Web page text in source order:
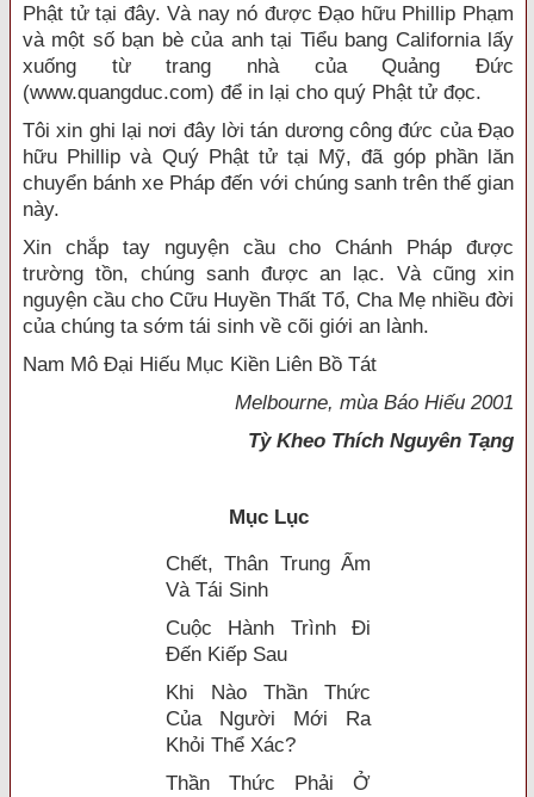
Phật tử tại đây. Và nay nó được Ðạo hữu Phillip Phạm
và một số bạn bè của anh tại Tiểu bang California lấy
xuống từ trang nhà của Quảng Ðức
(www.quangduc.com) để in lại cho quý Phật tử đọc.
Tôi xin ghi lại nơi đây lời tán dương công đức của Ðạo
hữu Phillip và Quý Phật tử tại Mỹ, đã góp phần lăn
chuyển bánh xe Pháp đến với chúng sanh trên thế gian
này.
Xin chắp tay nguyện cầu cho Chánh Pháp được
trường tồn, chúng sanh được an lạc. Và cũng xin
nguyện cầu cho Cữu Huyền Thất Tổ, Cha Mẹ nhiều đời
của chúng ta sớm tái sinh về cõi giới an lành.
Nam Mô Ðại Hiếu Mục Kiền Liên Bồ Tát
Melbourne, mùa Báo Hiếu 2001
Tỳ Kheo Thích Nguyên Tạng
Mục Lục
Chết, Thân Trung Ấm
Và Tái Sinh
Cuộc Hành Trình Đi
Đến Kiếp Sau
Khi Nào Thần Thức
Của Người Mới Ra
Khỏi Thể Xác?
Thần Thức Phải Ở